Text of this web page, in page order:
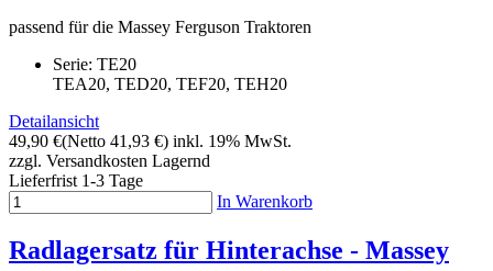
passend für die Massey Ferguson Traktoren
Serie: TE20
TEA20, TED20, TEF20, TEH20
Detailansicht
49,90 €(Netto 41,93 €) inkl. 19% MwSt.
zzgl. Versandkosten Lagernd
Lieferfrist 1-3 Tage
In Warenkorb
Radlagersatz für Hinterachse - Massey